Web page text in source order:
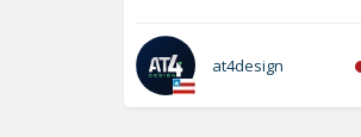
at4design